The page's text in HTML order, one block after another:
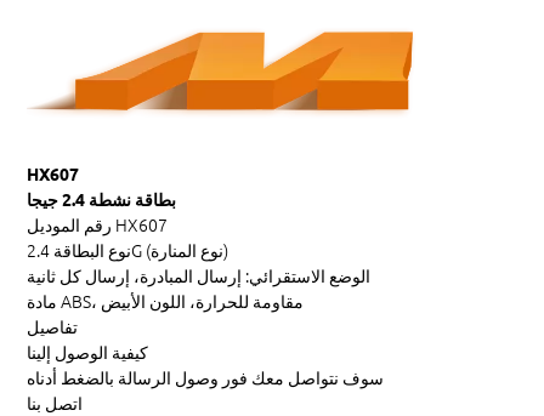
HX607
بطاقة نشطة 2.4 جيجا
رقم الموديل HX607
نوع
البطاقة 2.4G (نوع المنارة)
الوضع الاستقرائي: إرسال المبادرة، إرسال كل ثانية
مادة
ABS، مقاومة للحرارة، اللون الأبيض
تفاصيل
كيفية الوصول إلينا
سوف نتواصل معك فور وصول الرسالة بالضغط أدناه
اتصل بنا